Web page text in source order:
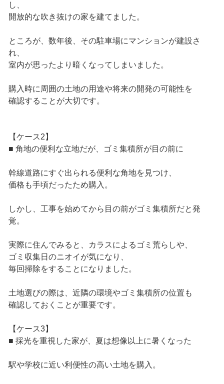
し、
開放的な吹き抜けの家を建てました。
ところが、数年後、その駐車場にマンションが建設さ
れ、
室内が思ったより暗くなってしまいました。
購入時に周囲の土地の用途や将来の開発の可能性を
確認することが大切です。
【ケース2】
■ 角地の便利な立地だが、ゴミ集積所が目の前に
幹線道路にすぐ出られる便利な角地を見つけ、
価格も手頃だったため購入。
しかし、工事を始めてから目の前がゴミ集積所だと発
覚。
実際に住んでみると、カラスによるゴミ荒らしや、
ゴミ収集日のニオイが気になり、
毎回掃除をすることになりました。
土地選びの際は、近隣の環境やゴミ集積所の位置も
確認しておくことが重要です。
【ケース3】
■ 採光を重視した家が、夏は想像以上に暑くなった
駅や学校に近い利便性の高い土地を購入。